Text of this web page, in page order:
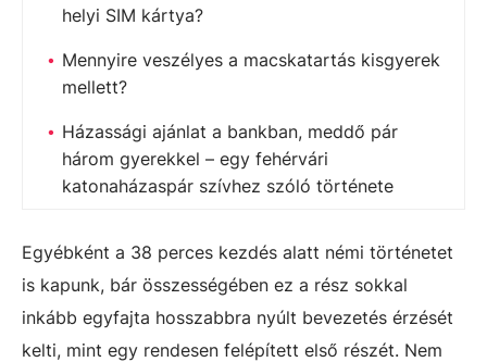
helyi SIM kártya?
Mennyire veszélyes a macskatartás kisgyerek
mellett?
Házassági ajánlat a bankban, meddő pár
három gyerekkel – egy fehérvári
katonaházaspár szívhez szóló története
Egyébként a 38 perces kezdés alatt némi történetet
is kapunk, bár összességében ez a rész sokkal
inkább egyfajta hosszabbra nyúlt bevezetés érzését
kelti, mint egy rendesen felépített első részét. Nem